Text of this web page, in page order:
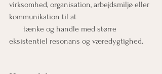
virksomhed, organisation, arbejdsmiljø eller
kommunikation til at
eksistentiel resonans og væredygtighed.